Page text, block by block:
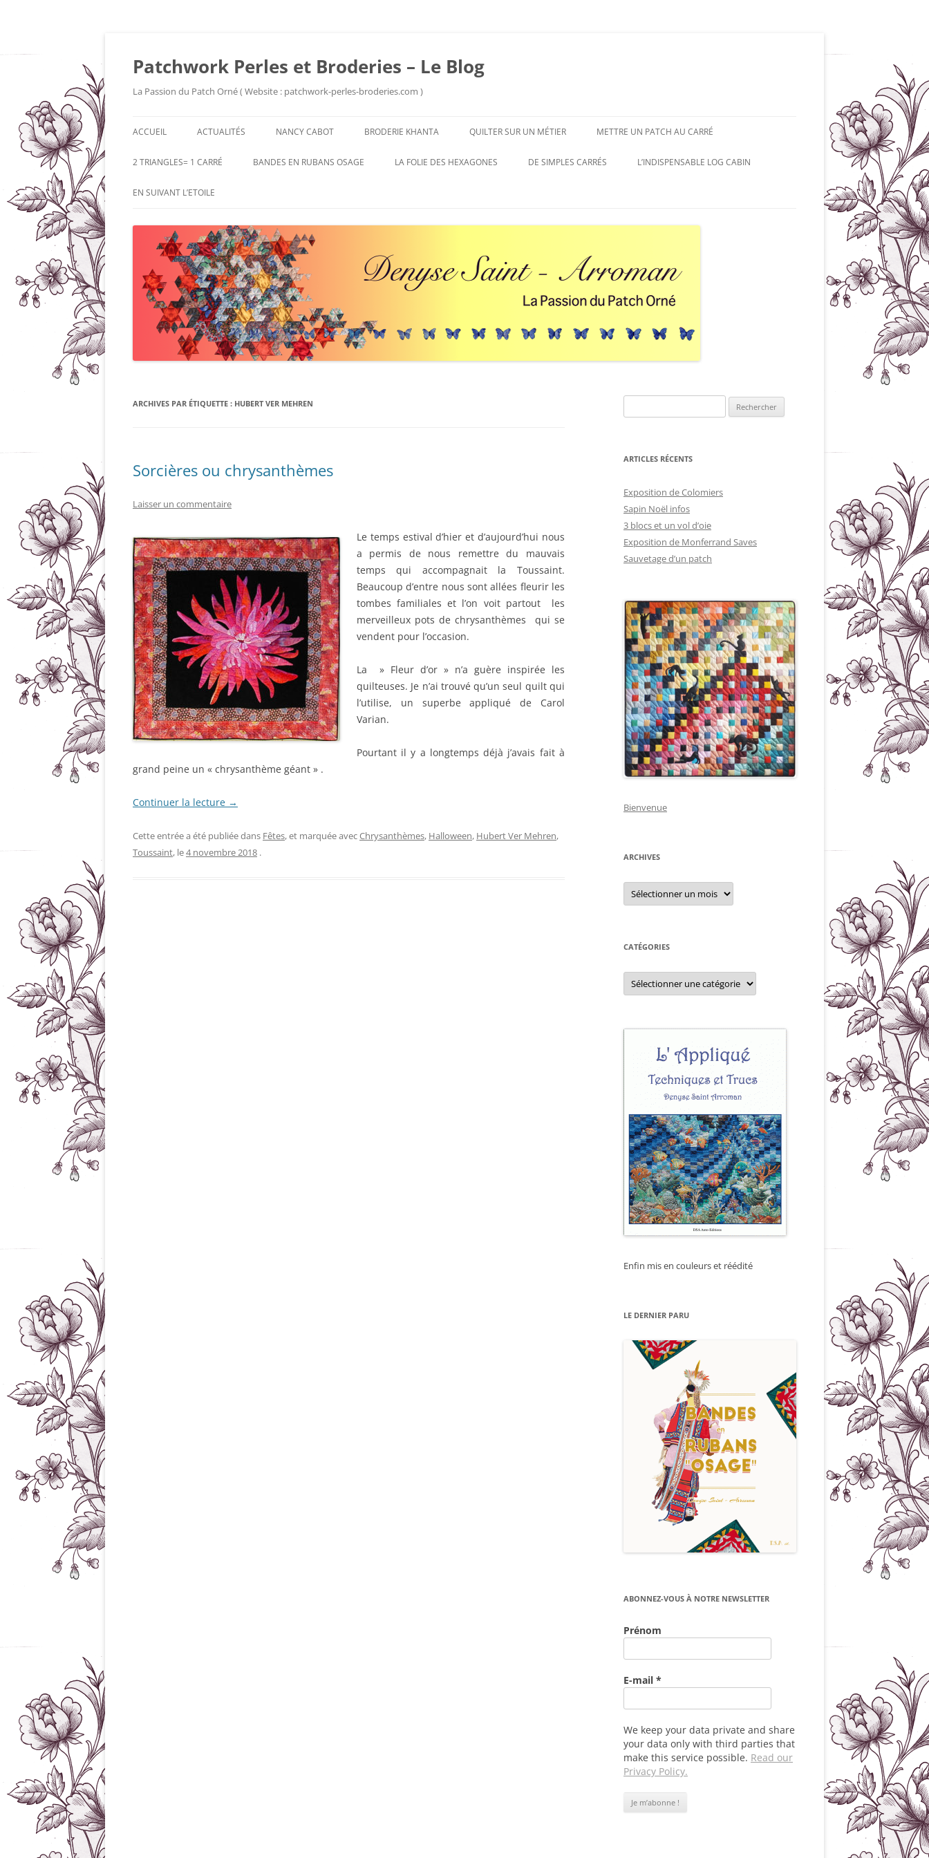
Patchwork Perles et Broderies – Le Blog
La Passion du Patch Orné ( Website : patchwork-perles-broderies.com )
au
contenu
ACCUEIL ACTUALITÉS NANCY CABOT BRODERIE KHANTA QUILTER SUR UN MÉTIER METTRE UN PATCH AU CARRÉ
2 TRIANGLES= 1 CARRÉ BANDES EN RUBANS OSAGE LA FOLIE DES HEXAGONES DE SIMPLES CARRÉS L’INDISPENSABLE LOG CABIN
EN SUIVANT L’ETOILE
ARCHIVES PAR ÉTIQUETTE : HUBERT VER MEHREN
Sorcières ou chrysanthèmes
Laisser un commentaire
Le temps estival d’hier et d’aujourd’hui nous
a permis de nous remettre du mauvais
temps qui accompagnait la Toussaint.
Beaucoup d’entre nous sont allées fleurir les
tombes familiales et l’on voit partout les
merveilleux pots de chrysanthèmes qui se
vendent pour l’occasion.
La » Fleur d’or » n’a guère inspirée les
quilteuses. Je n’ai trouvé qu’un seul quilt qui
l’utilise, un superbe appliqué de Carol
Varian.
Pourtant il y a longtemps déjà j’avais fait à
grand peine un « chrysanthème géant » .
Continuer la lecture →
Cette entrée a été publiée dans Fêtes, et marquée avecChrysanthèmes, Halloween, Hubert Ver Mehren,
Toussaint, le4 novembre 2018 .
ARTICLES RÉCENTS
Exposition de Colomiers
Sapin Noël infos
3 blocs et un vol d’oie
Exposition de Monferrand Saves
Sauvetage d’un patch
Bienvenue
ARCHIVES
Archives
CATÉGORIES
Catégories
Enfin mis en couleurs et réédité
LE DERNIER PARU
ABONNEZ-VOUS À NOTRE NEWSLETTER
Prénom
E-mail *
We keep your data private and share
your data only with third parties that
make this service possible. Read our
Privacy Policy.